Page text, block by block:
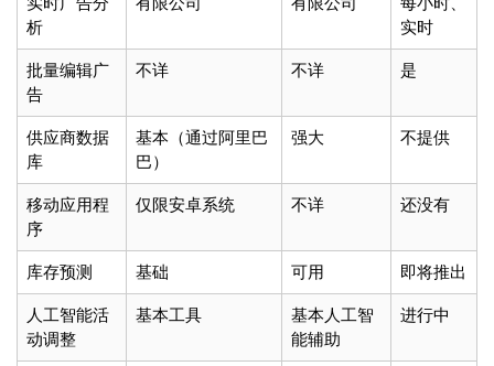
析
实时
批量编辑广
告
不详 不详 是
供应商数据
库
基本（通过阿里巴
巴）
强大 不提供
移动应用程
序
仅限安卓系统 不详 还没有
库存预测 基础 可用 即将推出
人工智能活
动调整
基本工具
基本人工智
能辅助
进行中